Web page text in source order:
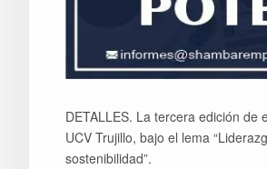
DETALLES. La tercera edición
UCV Trujillo, bajo el lema
sostenibilidad”.